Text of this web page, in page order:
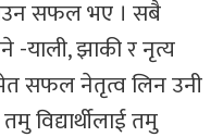
सफल भए । सबै
याली, झाकी र नृत्य
सफल नेतृत्व लिन उनी
विद्यार्थीलाई तमु